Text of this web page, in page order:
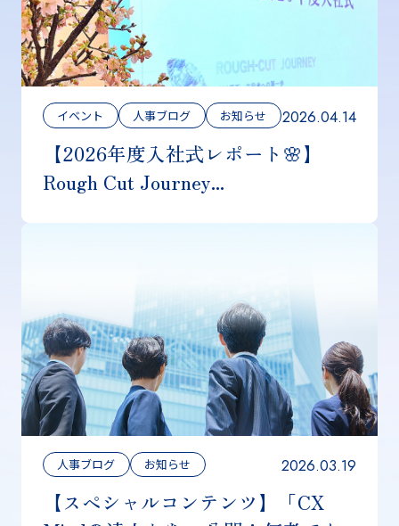
イベント 人事ブログ お知らせ 2026.04.14
【2026年度入社式レポート🌸】
Rough Cut Journey...
人事ブログ お知らせ 2026.03.19
【スペシャルコンテンツ】「CX